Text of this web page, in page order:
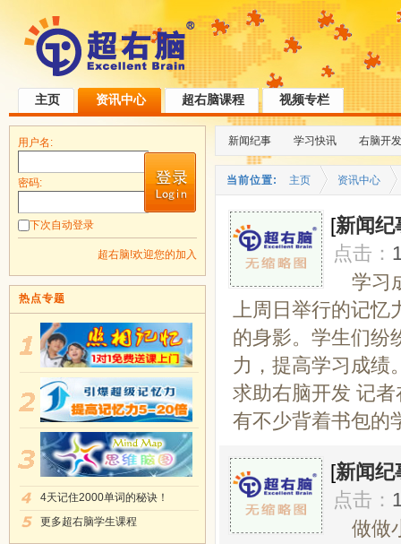
主页 资讯中心 超右脑课程 视频专栏
新闻纪事 学习快讯 右脑开发
当前位置: 主页 资讯中心
[新闻纪
点击：
学习
上周日举行的记忆
的身影。学生们纷
力，提高学习成绩
求助右脑开发 记
有不少背着书包的
[新闻纪
点击：
做做
用户名:
密码:
下次自动登录
超右脑!欢迎您的加入
热点专题
4天记住2000单词的秘诀！
更多超右脑学生课程